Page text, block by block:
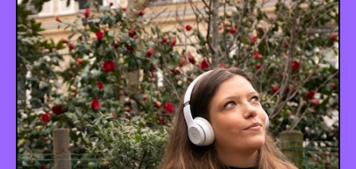
CRÉATION
ART
JEUX-VIDÉO
VINTAGE